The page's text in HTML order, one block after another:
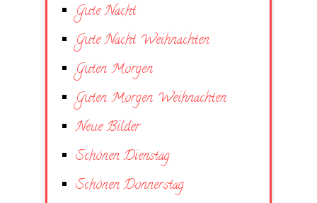
Gute Nacht
Gute Nacht Weihnachten
Guten Morgen
Guten Morgen Weihnachten
Neue Bilder
Schönen Dienstag
Schönen Donnerstag